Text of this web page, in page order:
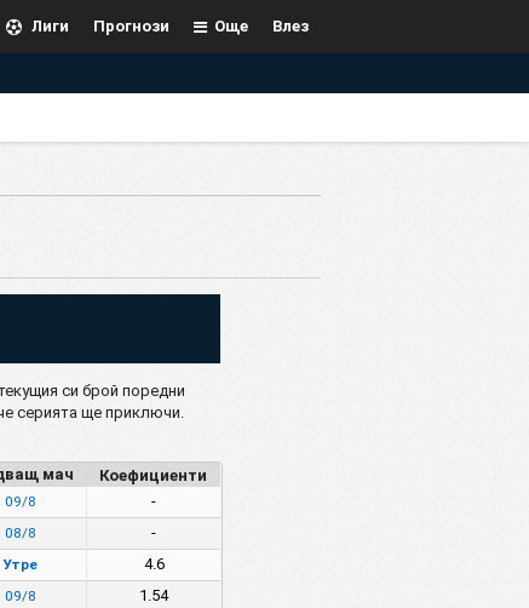
Влез
Още
Прогнози
Лиги
си брой поредни
серията ще приключи.
мач Коефициенти
09/8 -
08/8 -
Утре 4.6
09/8 1.54